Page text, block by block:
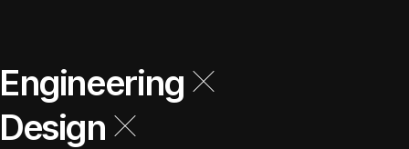
Engineering
Design